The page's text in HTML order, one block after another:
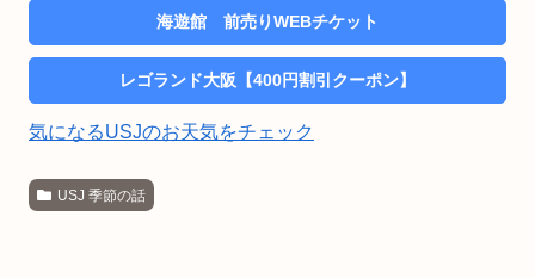
海遊館 前売りWEBチケット
レゴランド大阪【400円割引クーポン】
気になるUSJのお天気をチェック
USJ 季節の話